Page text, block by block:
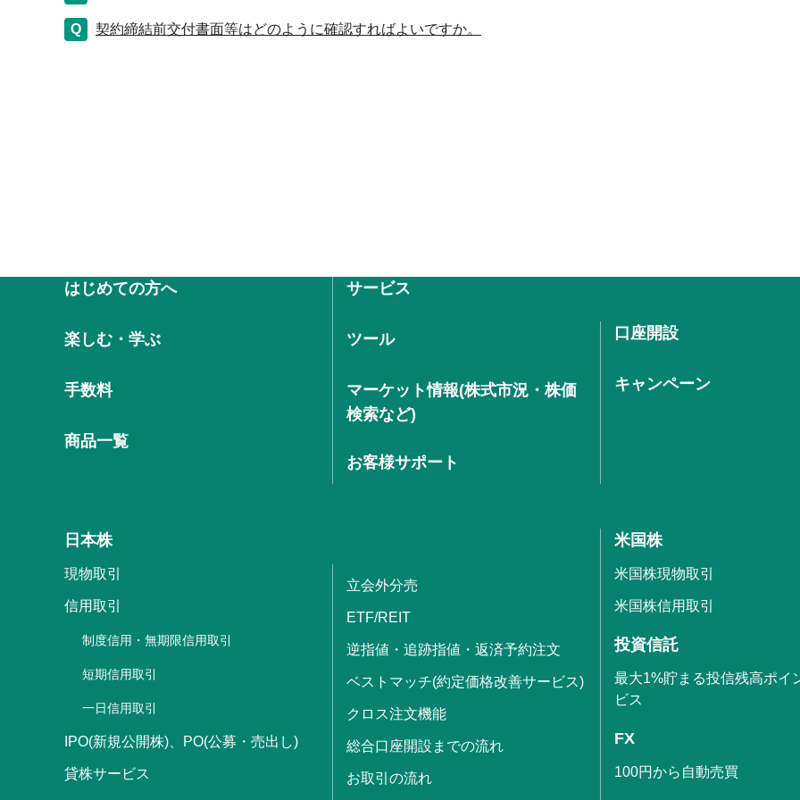
契約締結前交付書面等はどのように確認すればよいですか。
はじめての方へ
楽しむ・学ぶ
手数料
商品一覧
サービス
ツール
マーケット情報(株式市況・株価
検索など)
お客様サポート
口座開設
キャンペーン
日本株
現物取引
信用取引
制度信用・無期限信用取引
短期信用取引
一日信用取引
IPO(新規公開株)、PO(公募・売出し)
貸株サービス
立会外分売
ETF/REIT
逆指値・追跡指値・返済予約注文
ベストマッチ(約定価格改善サービス)
クロス注文機能
総合口座開設までの流れ
お取引の流れ
米国株
米国株現物取引
米国株信用取引
投資信託
最大1%貯まる投信残高ポイ
ビス
FX
100円から自動売買